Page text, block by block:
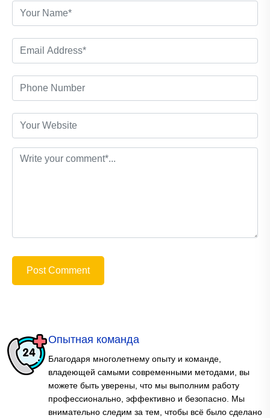
Post Comment
Опытная команда
Благодаря многолетнему опыту и команде,
владеющей самыми современными методами, вы
можете быть уверены, что мы выполним работу
профессионально, эффективно и безопасно. Мы
внимательно следим за тем, чтобы всё было сделано